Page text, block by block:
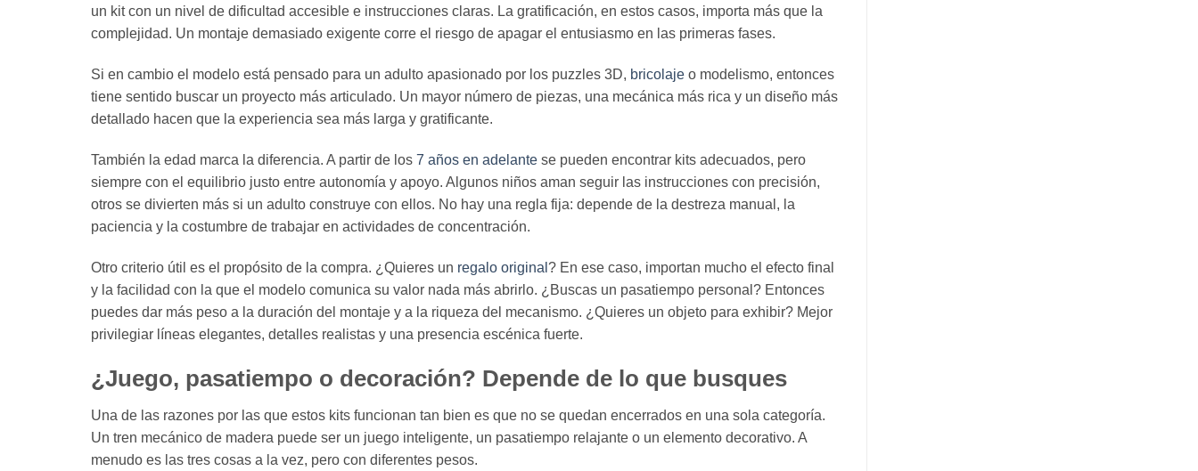
un kit con un nivel de dificultad accesible e instrucciones claras. La gratificación, en estos casos, importa más que la
complejidad. Un montaje demasiado exigente corre el riesgo de apagar el entusiasmo en las primeras fases.
Si en cambio el modelo está pensado para un adulto apasionado por los puzzles 3D, bricolaje o modelismo, entonces
tiene sentido buscar un proyecto más articulado. Un mayor número de piezas, una mecánica más rica y un diseño más
detallado hacen que la experiencia sea más larga y gratificante.
También la edad marca la diferencia. A partir de los 7 años en adelante se pueden encontrar kits adecuados, pero
siempre con el equilibrio justo entre autonomía y apoyo. Algunos niños aman seguir las instrucciones con precisión,
otros se divierten más si un adulto construye con ellos. No hay una regla fija: depende de la destreza manual, la
paciencia y la costumbre de trabajar en actividades de concentración.
Otro criterio útil es el propósito de la compra. ¿Quieres un regalo original ? En ese caso, importan mucho el efecto final
y la facilidad con la que el modelo comunica su valor nada más abrirlo. ¿Buscas un pasatiempo personal? Entonces
puedes dar más peso a la duración del montaje y a la riqueza del mecanismo. ¿Quieres un objeto para exhibir? Mejor
privilegiar líneas elegantes, detalles realistas y una presencia escénica fuerte.
¿Juego, pasatiempo o decoración? Depende de lo que busques
Una de las razones por las que estos kits funcionan tan bien es que no se quedan encerrados en una sola categoría.
Un tren mecánico de madera puede ser un juego inteligente, un pasatiempo relajante o un elemento decorativo. A
menudo es las tres cosas a la vez, pero con diferentes pesos.